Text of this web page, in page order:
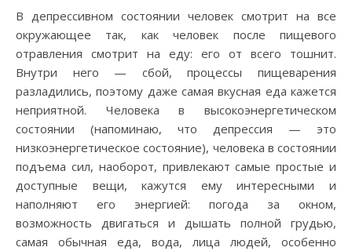
В депрессивном состоянии человек смотрит на все
окружающее так, как человек после пищевого
отравления смотрит на еду: его от всего тошнит.
Внутри него — сбой, процессы пищеварения
разладились, поэтому даже самая вкусная еда кажется
неприятной. Человека в высокоэнергетическом
состоянии (напоминаю, что депрессия — это
низкоэнергетическое состояние), человека в состоянии
подъема сил, наоборот, привлекают самые простые и
доступные вещи, кажутся ему интересными и
наполняют его энергией: погода за окном,
возможность двигаться и дышать полной грудью,
самая обычная еда, вода, лица людей, особенно